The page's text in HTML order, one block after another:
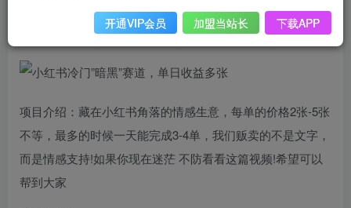
登录购买
项目介绍：藏在小红书角落的情感生意，每单的价格2张-5张
不等，最多的时候一天能完成3-4单，我们贩卖的不是文字，
而是情感支持!如果你现在迷茫 不防看看这篇视频!希望可以
帮到大家
开通VIP会员 加盟当站长 下载APP